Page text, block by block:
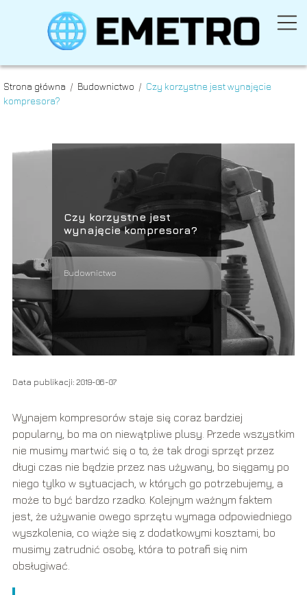
Strona główna / Budownictwo / Czy korzystne jest wynajęcie
kompresora?
Czy korzystne jest
wynajęcie kompresora?
Budownictwo
Data publikacji: 2019-06-07
Wynajem kompresorów staje się coraz bardziej
popularny, bo ma on niewątpliwe plusy. Przede wszystkim
nie musimy martwić się o to, że tak drogi sprzęt przez
długi czas nie będzie przez nas używany, bo sięgamy po
niego tylko w sytuacjach, w których go potrzebujemy, a
może to być bardzo rzadko. Kolejnym ważnym faktem
jest, że używanie owego sprzętu wymaga odpowiedniego
wyszkolenia, co wiąże się z dodatkowymi kosztami, bo
musimy zatrudnić osobę, która to potrafi się nim
obsługiwać.